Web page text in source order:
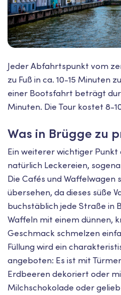
Jeder Abfahrtspunkt vom
zu Fuß in ca. 10-15 Minuten
einer Bootsfahrt beträgt
Minuten. Die Tour kostet 8-
Was in Brügge zu
Ein weiterer wichtiger Punkt
natürlich Leckereien,
Die Cafés und Waffelwagen
übersehen, da dieses süße
buchstäblich jede Straße in
Waffeln mit einem dünnen,
Geschmack schmelzen
Füllung wird ein
angeboten: Es ist mit
Erdbeeren dekoriert oder
Milchschokolade oder